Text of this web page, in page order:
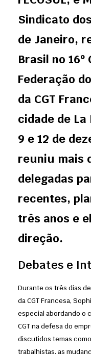
Sindicato
de Janeiro,
Brasil no 16º
Federação
da CGT
cidade de
9 e 12 de
reuniu mais
delegadas
recentes,
três anos e
direção.
Debates e
Durante os três dias
da CGT Francesa,
especial abordando o
CGT na defesa do
discutidos temas
trabalhistas, as